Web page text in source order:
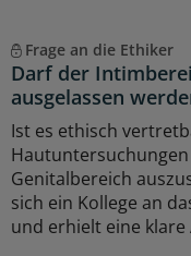
Frage an die Ethiker
Darf der
ausgelassen
Ist es ethisch
Genitalbereich
sich ein Kollege an
und erhielt eine